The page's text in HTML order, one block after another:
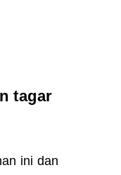
tagar
ini dan